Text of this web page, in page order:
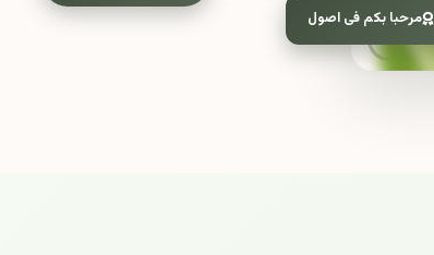
مرحبا بكم فى اصول